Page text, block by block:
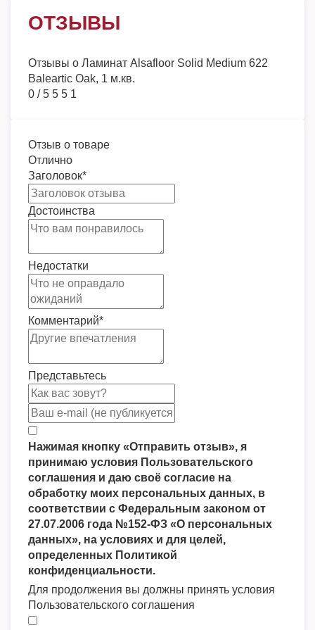
ОТЗЫВЫ
Отзывы о Ламинат Alsafloor Solid Medium 622
Baleartic Oak, 1 м.кв.
0 /5 5 5 1
Отзыв о товаре
Отлично
Заголовок*
Достоинства
Недостатки
Комментарий*
Представьтесь
Нажимая кнопку «Отправить отзыв», я
принимаю условия Пользовательского
соглашения и даю своё согласие на
обработку моих персональных данных, в
соответствии с Федеральным законом от
27.07.2006 года №152-ФЗ «О персональных
данных», на условиях и для целей,
определенных Политикой
конфиденциальности.
Для продолжения вы должны принять условия
Пользовательского соглашения